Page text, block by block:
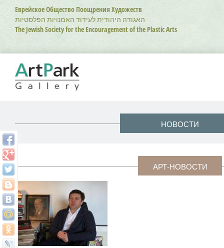
Перейти
основному
содержанию
Еврейское Общество Поощрения Художеств
האגודה היהודית לעידוד האמנויות הפלסטיות
The Jewish Society for the Encouragement of the Plastic Arts
НОВОСТИ
АРТ-НОВОСТИ